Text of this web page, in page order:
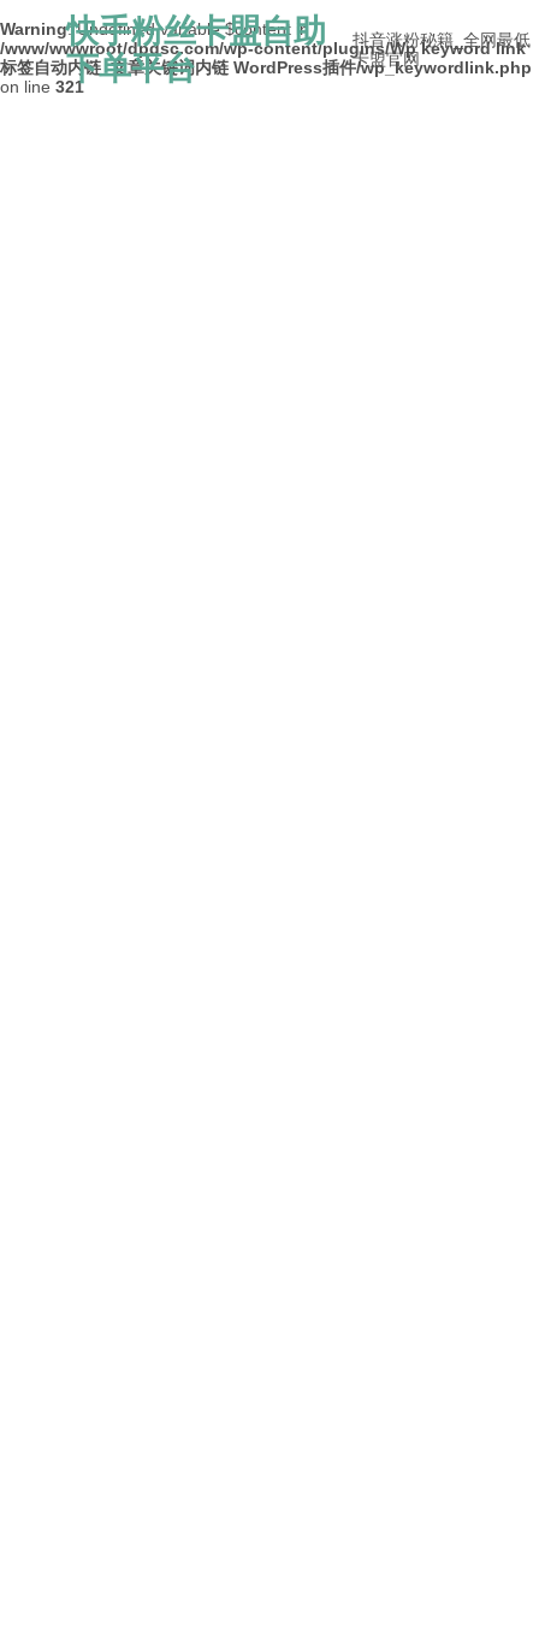
Warning: Undefined variable $content in
/www/wwwroot/dpdsc.com/wp-content/plugins/Wp keyword link
标签自动内链_文章关键词内链 WordPress插件/wp_keywordlink.php
on line 321
快手粉丝卡盟自助
下单平台
抖音涨粉秘籍_全网最低
卡盟官网